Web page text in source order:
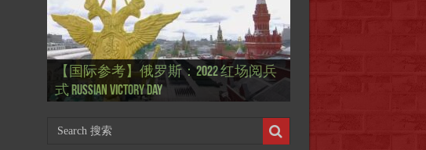
【国际参考】俄罗斯：2022 红场阅兵
式 Russian Victory Day
【国际参考】”戏剧性“服装设计师
Thierry Mugler 蒂埃里.穆勒 去世, 享年 73
岁
【国际参考】海湖庄园: Xi & Trump 内幕
Mar-a-Lago leak
【东西视记】1937年的毕加索, 海明威,
肯尼迪 1937 – La fin de l’innocence (2/2)
【东西视记】1937年的毕加索, 海明威,
肯尼迪 1937 – La fin de l’innocence (1/2)
【东西视记】1961年4月12日 尤里·加加
林 成为第一“太空人”